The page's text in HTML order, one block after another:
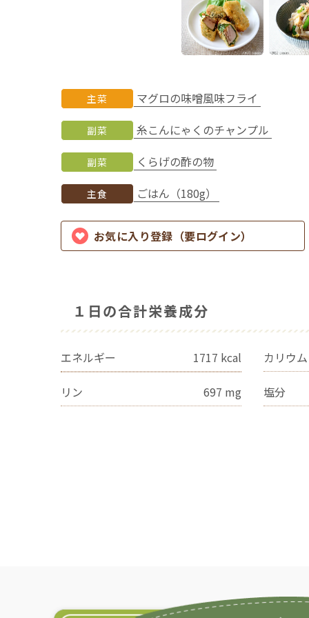
主菜 マグロの味噌風味フライ
副菜 糸こんにゃくのチャンプル
副菜 くらげの酢の物
主食 ごはん（180g）
お気に入り登録（要ログイン）
１日の合計栄養成分
エネルギー 1717 kcal カリウム
リン 697 mg 塩分